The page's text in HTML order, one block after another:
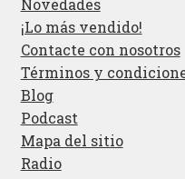
Novedades
¡Lo más vendido!
Contacte con nosotros
Términos y
Blog
Podcast
Mapa del sitio
Radio